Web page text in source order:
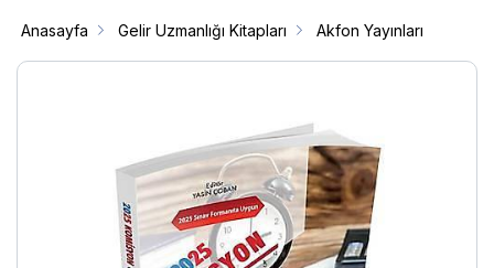
Anasayfa Gelir Uzmanlığı Kitapları Akfon Yayınları